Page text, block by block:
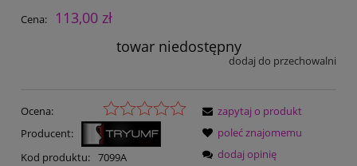
Cena:
113,00 zł
towar niedostępny
dodaj do przechowalni
Ocena:
Producent:
Kod produktu: 7099A
zapytaj o produkt
poleć znajomemu
dodaj opinię